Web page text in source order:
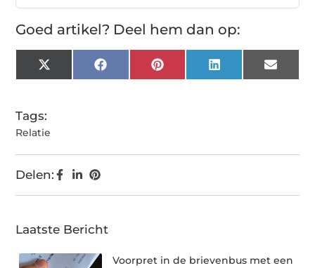
Goed artikel? Deel hem dan op:
X
(Twitter)
FacebookPinterest LinkedIn Email
Tags:
Relatie
Delen:
Laatste Bericht
Voorpret in de brievenbus met een